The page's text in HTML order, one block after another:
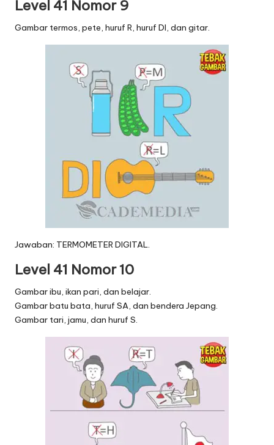
Level 41 Nomor 9
Gambar termos, pete, huruf R, huruf DI, dan gitar.
Jawaban: TERMOMETER DIGITAL.
Level 41 Nomor 10
Gambar ibu, ikan pari, dan belajar.
Gambar batu bata, huruf SA, dan bendera Jepang.
Gambar tari, jamu, dan huruf S.